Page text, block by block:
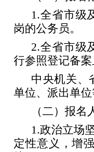
1.全省市级
岗的公务员。
2.全省市级
行参照登记备案
中央机关、
单位、派出单
（二）报
1.政治立场
定性意义，增